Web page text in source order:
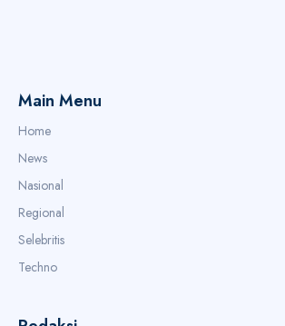
Main Menu
Home
News
Nasional
Regional
Selebritis
Techno